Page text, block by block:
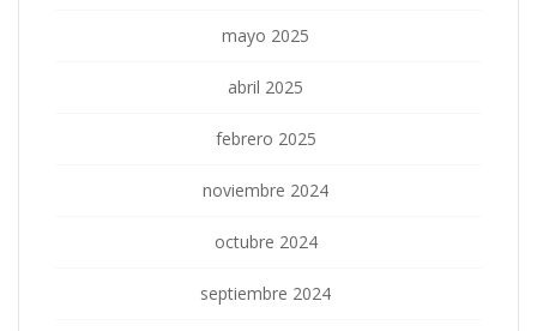
mayo 2025
abril 2025
febrero 2025
noviembre 2024
octubre 2024
septiembre 2024